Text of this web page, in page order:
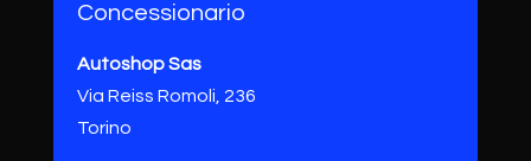
Concessionario
Autoshop Sas
Via Reiss Romoli, 236
Torino